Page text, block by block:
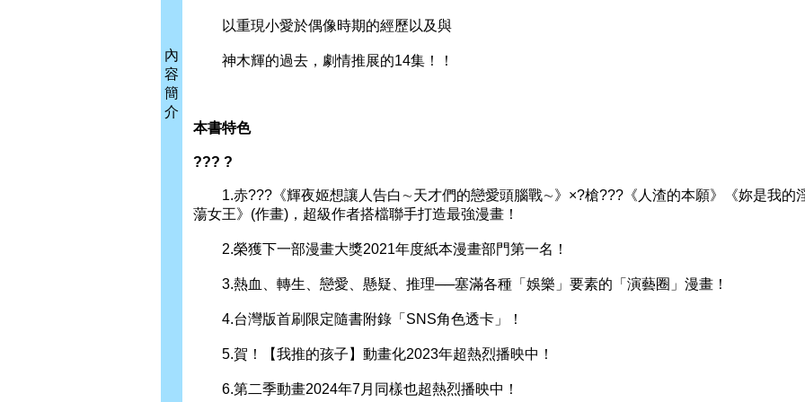
內
容
簡
介
以重現小愛於偶像時期的經歷以及與
神木輝的過去，劇情推展的14集！！
本書特色
??? ?
1.赤???《輝夜姬想讓人告白∼天才們的戀愛頭腦戰∼》×?槍???《人渣的本願》《妳是我的
蕩女王》(作畫)，超級作者搭檔聯手打造最強漫畫！
2.榮獲下一部漫畫大獎2021年度紙本漫畫部門第一名！
3.熱血、轉生、戀愛、懸疑、推理──塞滿各種「娛樂」要素的「演藝圈」漫畫！
4.台灣版首刷限定隨書附錄「SNS角色透卡」！
5.賀！【我推的孩子】動畫化2023年超熱烈播映中！
6.第二季動畫2024年7月同樣也超熱烈播映中！